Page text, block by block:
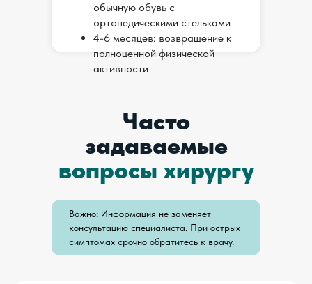
обычную обувь с
ортопедическими стельками
4-6 месяцев: возвращение к
полноценной физической
активности
месяцев. Контрольные осмотры
хирурга проводятся через 2, 6 и 12
недель после операции.
Часто
задаваемые
вопросы хирургу
Важно: Информация не заменяет
консультацию специалиста. При острых
симптомах срочно обратитесь к врачу.